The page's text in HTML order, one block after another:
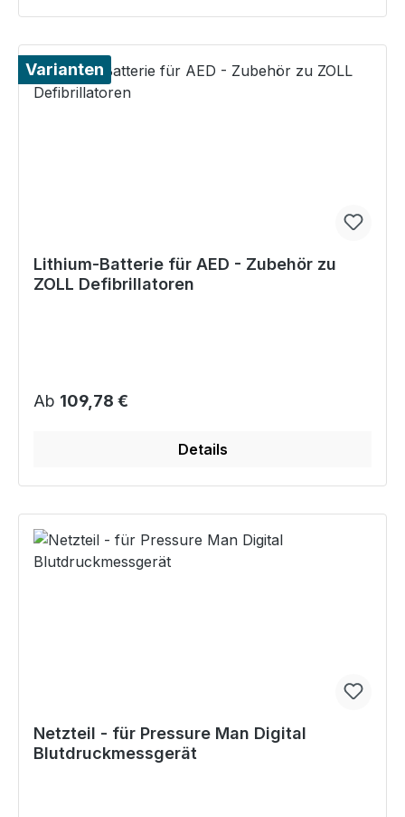
Varianten
Lithium-Batterie für AED - Zubehör zu
ZOLL Defibrillatoren
Regulärer Preis:
Ab 109,78 €
Details
Netzteil - für Pressure Man Digital
Blutdruckmessgerät